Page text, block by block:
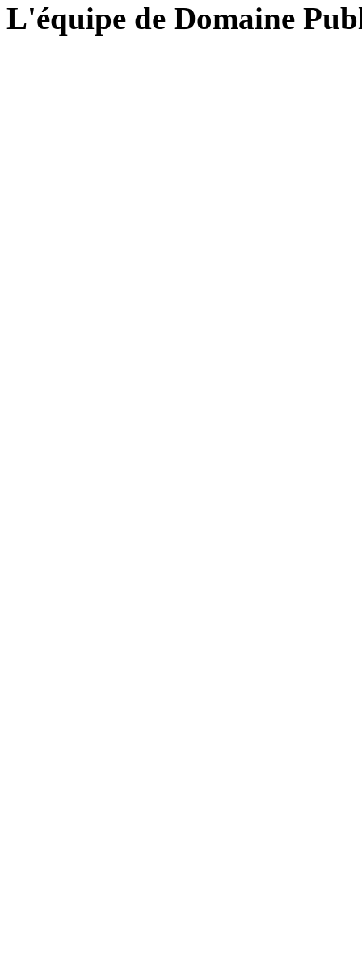
L'équipe de Domaine